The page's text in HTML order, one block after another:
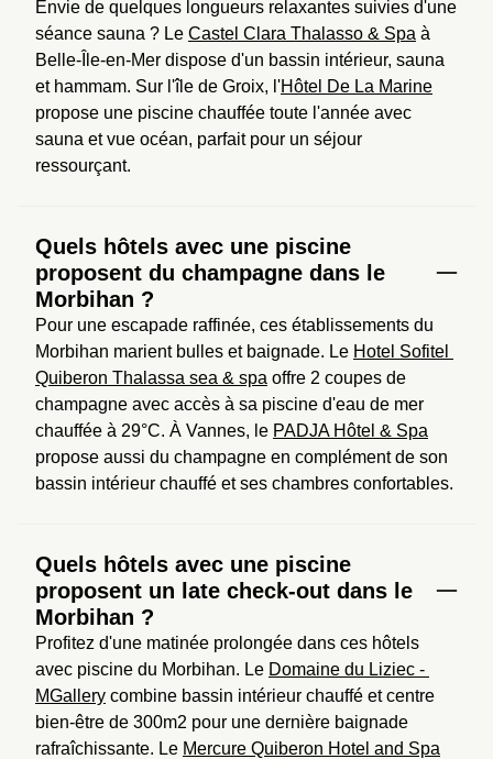
Envie de quelques longueurs relaxantes suivies d'une
séance sauna ? Le Castel Clara Thalasso & Spa à
Belle-Île-en-Mer dispose d'un bassin intérieur, sauna
et hammam. Sur l'île de Groix, l'Hôtel De La Marine
propose une piscine chauffée toute l'année avec
sauna et vue océan, parfait pour un séjour
ressourçant.
Quels hôtels avec une piscine
proposent du champagne dans le
Morbihan ?
Pour une escapade raffinée, ces établissements du
Morbihan marient bulles et baignade. Le Hotel Sofitel
Quiberon Thalassa sea & spa offre 2 coupes de
champagne avec accès à sa piscine d'eau de mer
chauffée à 29°C. À Vannes, le PADJA Hôtel & Spa
propose aussi du champagne en complément de son
bassin intérieur chauffé et ses chambres confortables.
Quels hôtels avec une piscine
proposent un late check-out dans le
Morbihan ?
Profitez d'une matinée prolongée dans ces hôtels
avec piscine du Morbihan. Le Domaine du Liziec -
MGallery combine bassin intérieur chauffé et centre
bien-être de 300m2 pour une dernière baignade
rafraîchissante. Le Mercure Quiberon Hotel and Spa